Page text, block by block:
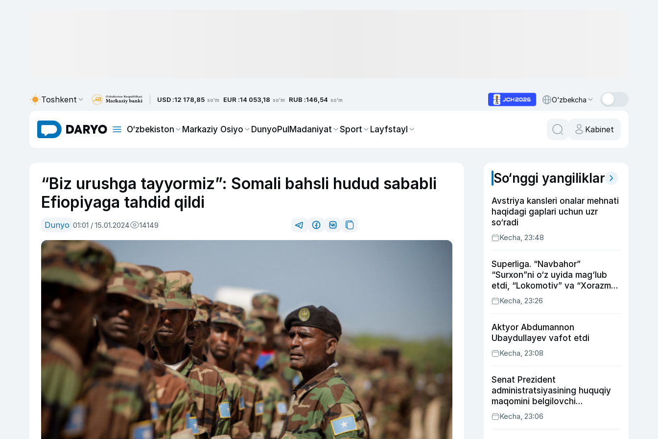
Toshkent USD :12 178,85 so'm EUR :14 053,18 so'm RUB :146,54 so'm O‘zbekcha
O‘zbekiston Markaziy Osiyo DunyoPulMadaniyat Sport Layfstayl Kabinet
“Biz urushga tayyormiz”: Somali bahsli hudud sababli
Efiopiyaga tahdid qildi
Dunyo 01:01 / 15.01.2024 14149
So‘nggi yangiliklar
Avstriya kansleri onalar mehnati
haqidagi gaplari uchun uzr
so‘radi
Kecha, 23:48
Superliga. “Navbahor”
“Surxon”ni o‘z uyida mag‘lub
etdi, “Lokomotiv” va “Xorazm”
uyda g‘alaba qozondi
Kecha, 23:26
Aktyor Abdu­mannon
Ubaydullayev vafot etdi
Kecha, 23:08
Senat Prezident
administratsiyasining huquqiy
maqomini belgilovchi
konstitutsiyaviy qonunni
ma’qulladi
Kecha, 23:06